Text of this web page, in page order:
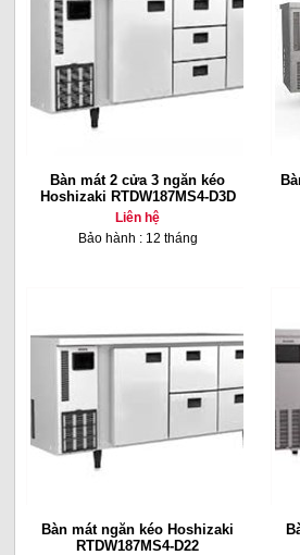
Bàn mát 2 cửa 3 ngăn kéo
Hoshizaki RTDW187MS4-D3D
Liên hệ
Bảo hành : 12 tháng
Bàn mát ngăn kéo Hoshizaki
RTDW187MS4-D22